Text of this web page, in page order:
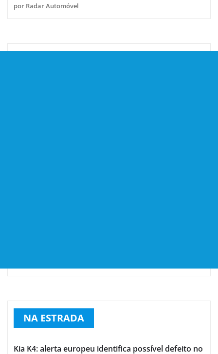
por Radar Automóvel
NA ESTRADA
Kia K4: alerta europeu identifica possível defeito no